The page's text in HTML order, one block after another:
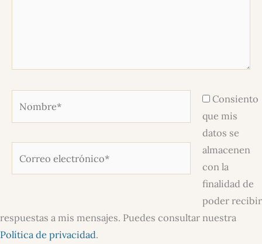
electrónico*
Consiento
que mis
datos se
almacenen
con la
finalidad de
poder recibir
respuestas a mis mensajes. Puedes consultar nuestra
Política de privacidad.